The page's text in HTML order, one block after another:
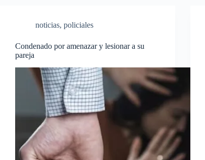
noticias, policiales
Condenado por amenazar y lesionar a su
pareja